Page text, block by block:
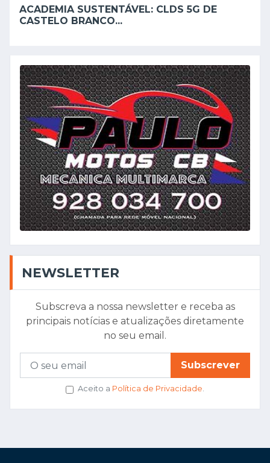
ACADEMIA SUSTENTÁVEL: CLDS 5G DE
CASTELO BRANCO...
NEWSLETTER
Subscreva a nossa newsletter e receba as
principais notícias e atualizações diretamente
no seu email.
Subscrever
Aceito a Política de Privacidade.